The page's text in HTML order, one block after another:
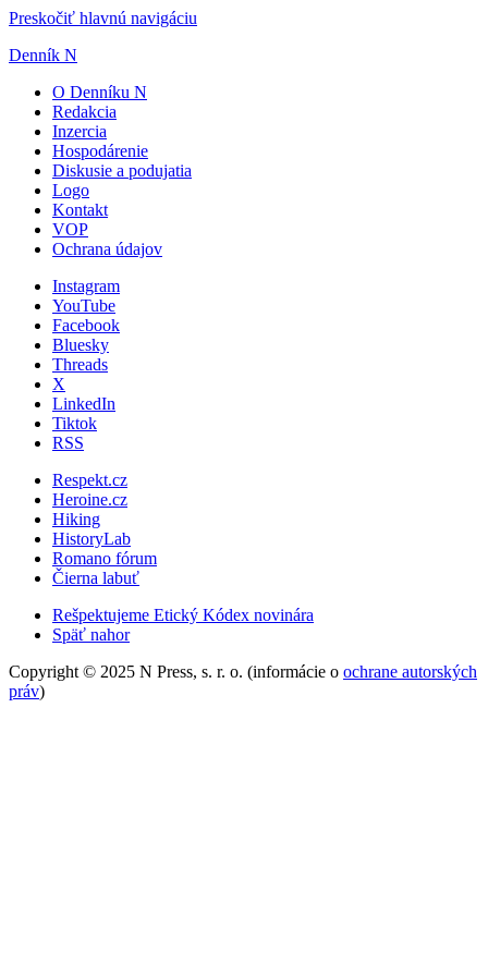
Preskočiť hlavnú navigáciu
Denník N
O Denníku N
Redakcia
Inzercia
Hospodárenie
Diskusie a podujatia
Logo
Kontakt
VOP
Ochrana údajov
Instagram
YouTube
Facebook
Bluesky
Threads
X
LinkedIn
Tiktok
RSS
Respekt.cz
Heroine.cz
Hiking
HistoryLab
Romano fórum
Čierna labuť
Rešpektujeme Etický Kódex novinára
Späť nahor
Copyright © 2025 N Press, s. r. o. (informácie o ochrane autorských
práv)